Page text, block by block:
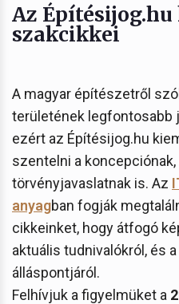
Az
szakcikkei
A magyar építészetről
területének legfontosabb
ezért az Építésijog.hu
szentelni a
törvényjavaslatnak is. Az
anyagban fogják
cikkeinket, hogy átfogó
aktuális tudnivalókról, és
álláspontjáról.
Felhívjuk a figyelmüket a